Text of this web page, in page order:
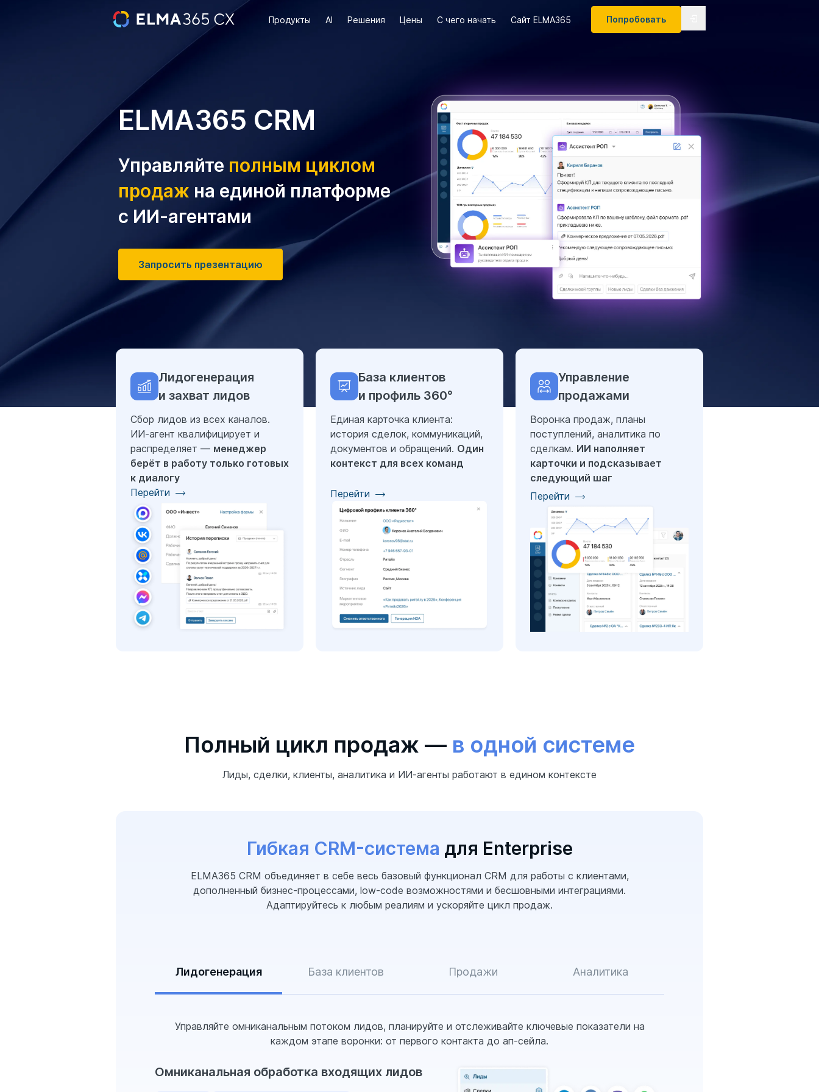
Продукты AI Решения Цены С чего начать Сайт ELMA365 Попробовать
ELMA365 CRM
Управляйте полным циклом
продаж на единой платформе
с ИИ-агентами
Запросить презентацию
Лидогенерация
и захват лидов
Сбор лидов из всех каналов.
ИИ-агент квалифицирует и
распределяет — менеджер
берёт в работу только готовых
к диалогу
Перейти
База клиентов
и профиль 360°
Единая карточка клиента:
история сделок, коммуникаций,
документов и обращений. Один
контекст для всех команд
Перейти
Управление
продажами
Воронка продаж, планы
поступлений, аналитика по
сделкам. ИИ наполняет
карточки и подсказывает
следующий шаг
Перейти
Полный цикл продаж — в одной системе
Лиды, сделки, клиенты, аналитика и ИИ-агенты работают в едином контексте
Гибкая CRM-система для Enterprise
ELMA365 CRM объединяет в себе весь базовый функционал CRM для работы с клиентами,
дополненный бизнес-процессами, low-code возможностями и бесшовными интеграциями.
Адаптируйтесь к любым реалиям и ускоряйте цикл продаж.
Лидогенерация База клиентов Продажи Аналитика
Управляйте омниканальным потоком лидов, планируйте и отслеживайте ключевые показатели на
каждом этапе воронки: от первого контакта до ап-сейла.
Омниканальная обработка входящих лидов